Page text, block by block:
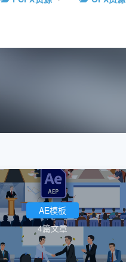
AE模板
4篇文章